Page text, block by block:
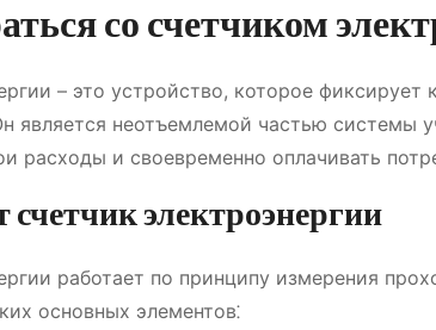
со счетчиком
– это устройство, которое фиксирует
является неотъемлемой частью системы
расходы и своевременно оплачивать
счетчик электроэнергии
работает по принципу измерения
основных элементов⁚